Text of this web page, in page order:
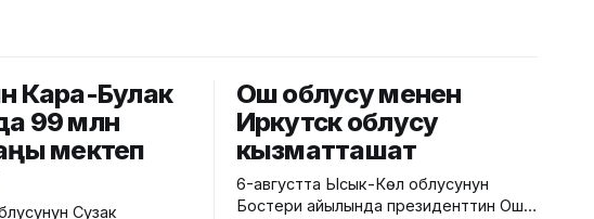
Кара-Булак
99 млн
мектеп
Сузак
Ош облусу менен
Иркутск облусу
кызматташат
6-августта Ысык-Көл облусунун
Бостери айылында президенттин Ош